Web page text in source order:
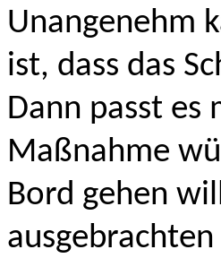
Unangenehm
ist, dass das
Dann passt es
Maßnahme
Bord gehen